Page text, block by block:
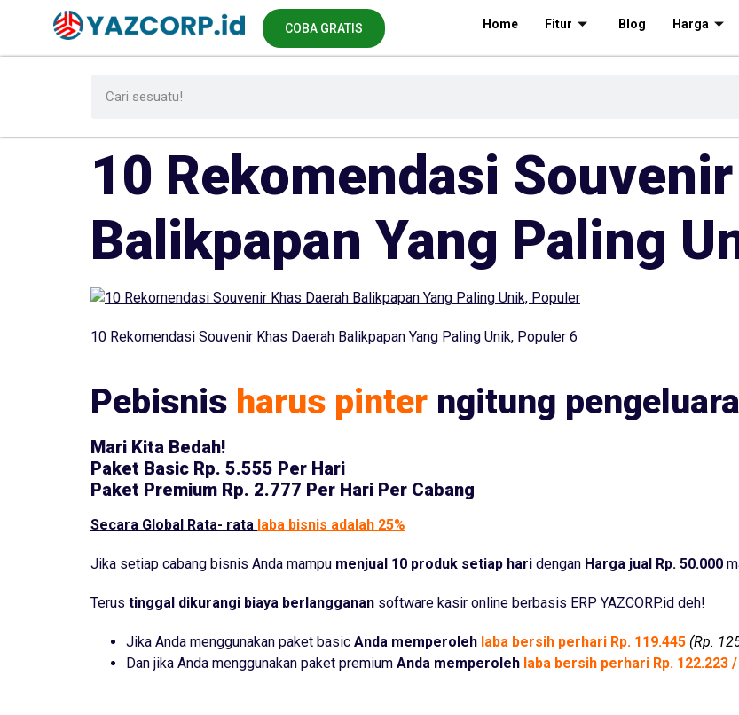
COBA GRATIS Home Fitur Blog Harga
10 Rekomendasi
Balikpapan Yang Paling
10 Rekomendasi Souvenir Khas Daerah Balikpapan Yang Paling Unik, Populer 6
Pebisnis harus pinter ngitung
Mari Kita Bedah!
Paket Basic Rp. 5.555 Per Hari
Paket Premium Rp. 2.777 Per Hari Per Cabang
Secara Global Rata- rata laba bisnis adalah 25%
Jika setiap cabang bisnis Anda mampu menjual 10 produk setiap hari dengan Harga jual Rp. 50.000
Terus tinggal dikurangi biaya berlangganan software kasir online berbasis ERP YAZCORP.id deh!
Jika Anda menggunakan paket basic Anda memperoleh laba bersih perhari Rp. 119.445 (Rp.
Dan jika Anda menggunakan paket premium Anda memperoleh laba bersih perhari Rp. 122.223